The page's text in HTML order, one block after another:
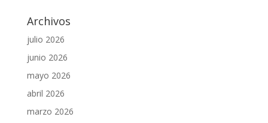
Archivos
julio 2026
junio 2026
mayo 2026
abril 2026
marzo 2026